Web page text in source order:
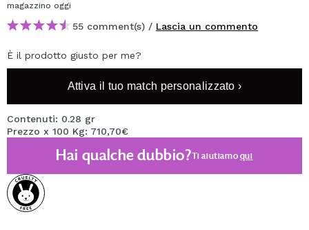
magazzino oggi
55 comment(s) / Lascia un commento
È il prodotto giusto per me?
Attiva il tuo match personalizzato ›
Contenuti: 0.28 gr
Prezzo x 100 Kg: 710,70€
Hai qualche dubbio?Ti aiutiamoqui